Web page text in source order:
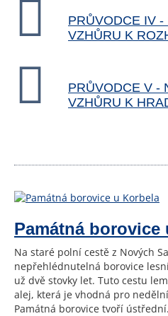
PRŮVODCE IV -
VZHŮRU K
PRŮVODCE V -
VZHŮRU K
Památná borovice
Na staré polní cestě z Nových
nepřehlédnutelná borovice
už dvě stovky let. Tuto cestu
alej, která je vhodná pro
Památná borovice tvoří